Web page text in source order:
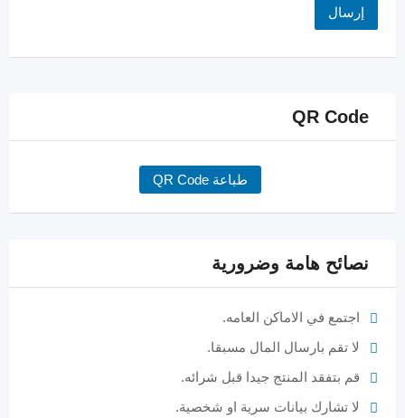
QR Code
طباعة QR Code
نصائح هامة وضرورية
اجتمع في الاماكن العامه.
لا تقم بارسال المال مسبقا.
قم بتفقد المنتج جيدا قبل شرائه.
لا تشارك بيانات سرية او شخصية.